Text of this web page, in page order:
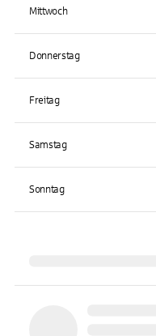
Mittwoch
Donnerstag
Freitag
Samstag
Sonntag